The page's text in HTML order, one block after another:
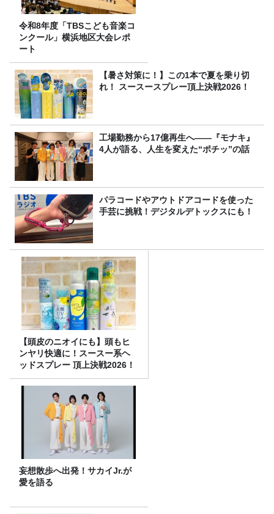
令和8年度「TBSこども音楽コ
ンクール」横浜地区大会レポ
ート
【暑さ対策に！】この1本で夏を乗り切
れ！ スースースプレー頂上決戦2026！
工場勤務から17億再生へ——『モナキ』
4人が語る、人生を変えた“ポチッ”の話
パラコードやアウトドアコードを使った
手芸に挑戦！デジタルデトックスにも！
【頭皮のニオイにも】頭もヒ
ンヤリ快適に！スースー系ヘ
ッドスプレー 頂上決戦2026！
妄想散歩へ出発！サカイJr.が
愛を語る